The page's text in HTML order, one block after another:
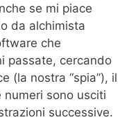
se mi piace
da alchimista
che
passate, cercando
(la nostra “spia”), il
numeri sono usciti
successive.